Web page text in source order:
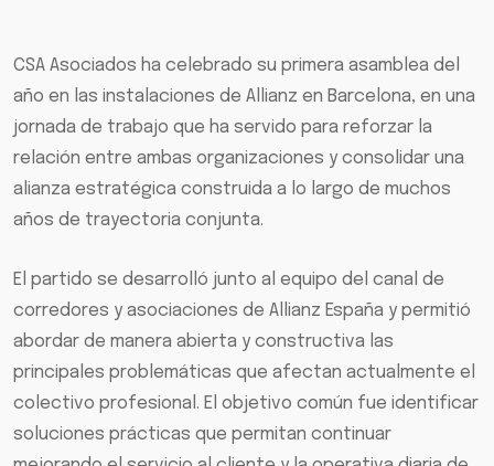
CSA Asociados ha celebrado su primera asamblea del
año en las instalaciones de Allianz en Barcelona, en una
jornada de trabajo que ha servido para reforzar la
relación entre ambas organizaciones y consolidar una
alianza estratégica construida a lo largo de muchos
años de trayectoria conjunta.
El partido se desarrolló junto al equipo del canal de
corredores y asociaciones de Allianz España y permitió
abordar de manera abierta y constructiva las
principales problemáticas que afectan actualmente el
colectivo profesional. El objetivo común fue identificar
soluciones prácticas que permitan continuar